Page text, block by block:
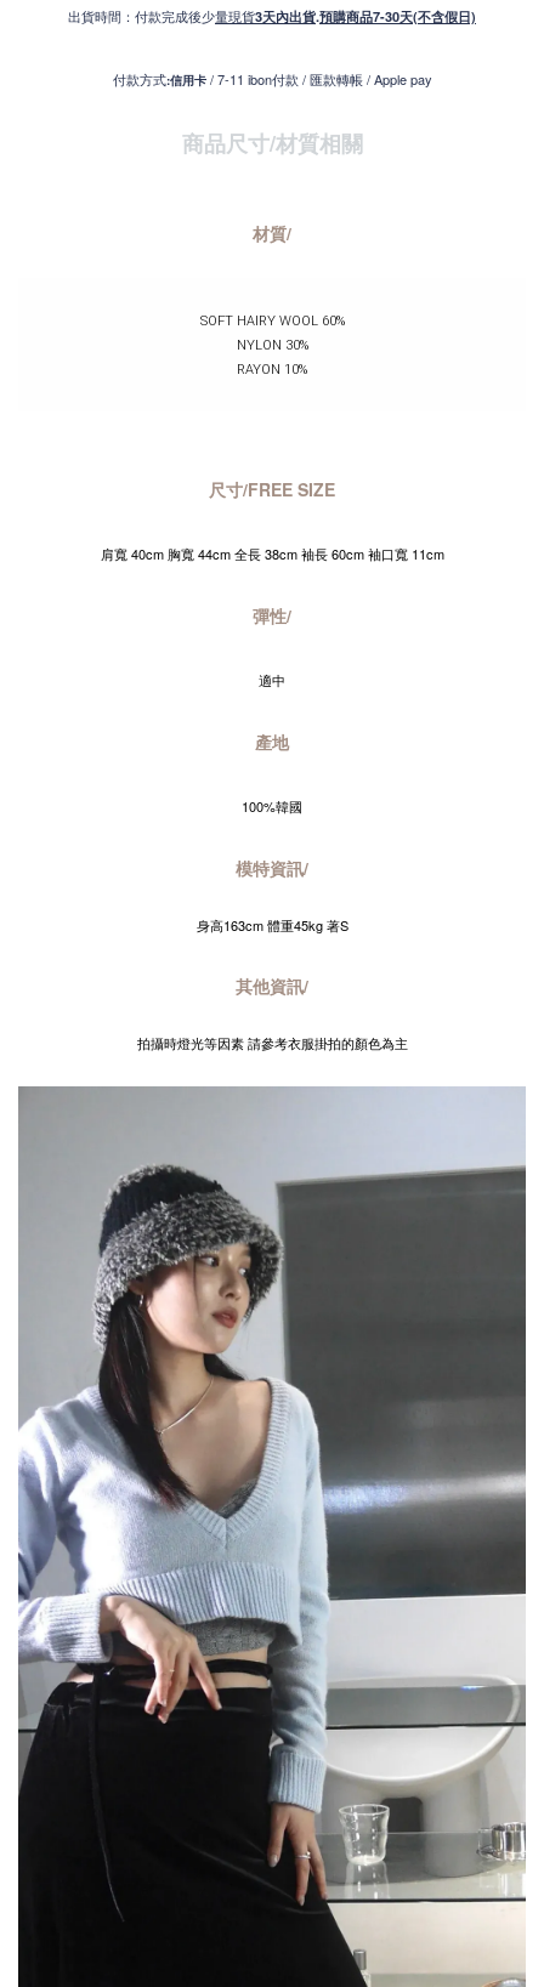
出貨時間：付款完成後少量現貨3天內出貨.預購商品7-30天(不含假日)
付款方式:信用卡 / 7-11 ibon付款 / 匯款轉帳 / Apple pay
商品尺寸/材質相關
材質/
SOFT HAIRY WOOL 60%
NYLON 30%
RAYON 10%
尺寸/FREE SIZE
肩寬 40cm 胸寬 44cm 全長 38cm 袖長 60cm 袖口寬 11cm
彈性/
適中
產地
100%韓國
模特資訊/
身高163cm 體重45kg 著S
其他資訊/
拍攝時燈光等因素 請參考衣服掛拍的顏色為主